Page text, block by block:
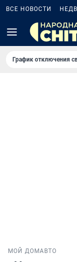
ВСЕ НОВОСТИ
График отключения
МОЙ ДОМАВТО